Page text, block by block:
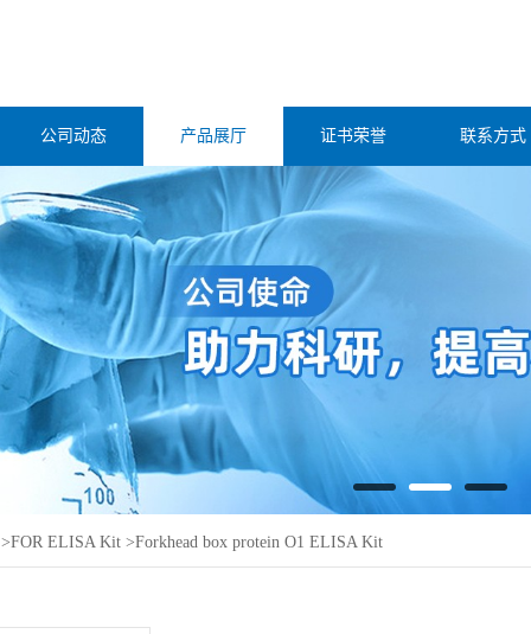
公司动态 产品展厅 证书荣誉 联系方式
>FOR ELISA Kit >Forkhead box protein O1 ELISA Kit